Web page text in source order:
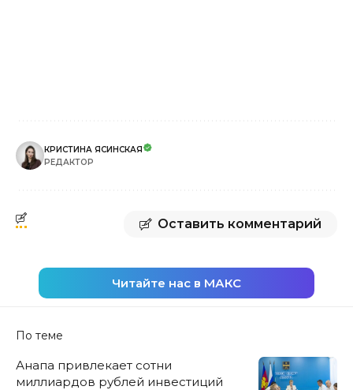
КРИСТИНА ЯСИНСКАЯ
РЕДАКТОР
Оставить комментарий
Читайте нас в МАКС
По теме
Анапа привлекает сотни
миллиардов рублей инвестиций